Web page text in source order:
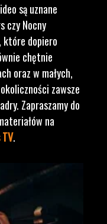
są uznane
czy Nocny
które dopiero
chętnie
oraz w małych,
zawsze
Zapraszamy do
na
.